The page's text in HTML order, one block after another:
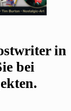
in
bei